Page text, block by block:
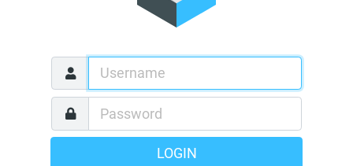
LOGIN